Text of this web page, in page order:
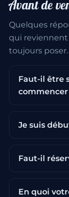
Avant de
Quelques
qui reviennent
toujours poser.
Faut-il être
commencer
Je suis
Faut-il
En quoi